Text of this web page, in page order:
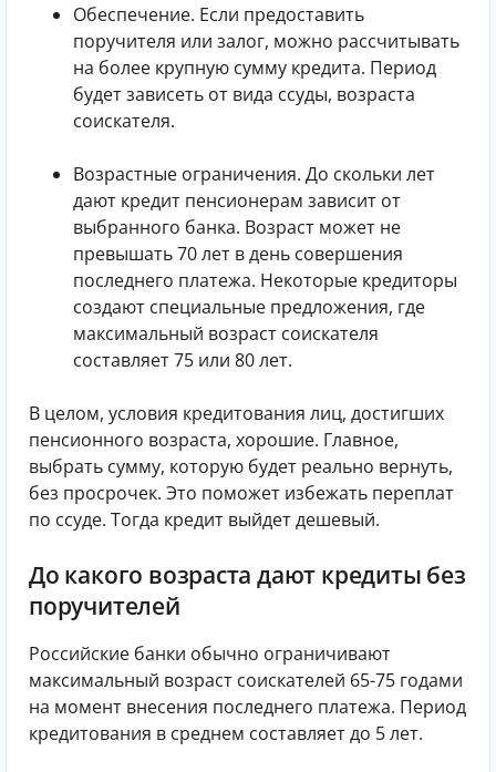
Обеспечение. Если предоставить
поручителя или залог, можно рассчитывать
на более крупную сумму кредита. Период
будет зависеть от вида ссуды, возраста
соискателя.
Возрастные ограничения. До скольки лет
дают кредит пенсионерам зависит от
выбранного банка. Возраст может не
превышать 70 лет в день совершения
последнего платежа. Некоторые кредиторы
создают специальные предложения, где
максимальный возраст соискателя
составляет 75 или 80 лет.
В целом, условия кредитования лиц, достигших
пенсионного возраста, хорошие. Главное,
выбрать сумму, которую будет реально вернуть,
без просрочек. Это поможет избежать переплат
по ссуде. Тогда кредит выйдет дешевый.
До какого возраста дают кредиты без
поручителей
Российские банки обычно ограничивают
максимальный возраст соискателей 65-75 годами
на момент внесения последнего платежа. Период
кредитования в среднем составляет до 5 лет.